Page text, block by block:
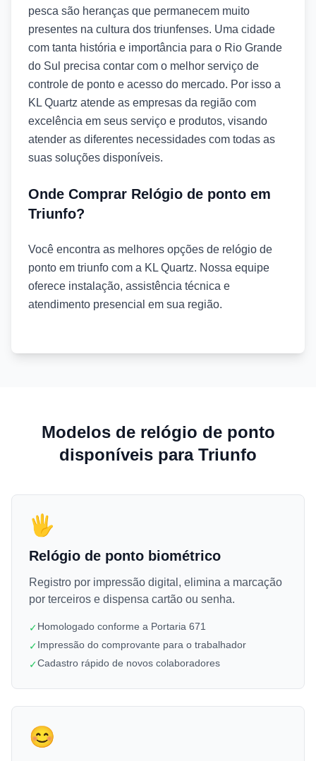
pesca são heranças que permanecem muito
presentes na cultura dos triunfenses. Uma cidade
com tanta história e importância para o Rio Grande
do Sul precisa contar com o melhor serviço de
controle de ponto e acesso do mercado. Por isso a
KL Quartz atende as empresas da região com
excelência em seus serviço e produtos, visando
atender as diferentes necessidades com todas as
suas soluções disponíveis.
Onde Comprar Relógio de ponto em
Triunfo?
Você encontra as melhores opções de relógio de
ponto em triunfo com a KL Quartz. Nossa equipe
oferece instalação, assistência técnica e
atendimento presencial em sua região.
Modelos de relógio de ponto
disponíveis para Triunfo
🖐️
Relógio de ponto biométrico
Registro por impressão digital, elimina a marcação
por terceiros e dispensa cartão ou senha.
✓Homologado conforme a Portaria 671
✓Impressão do comprovante para o trabalhador
✓Cadastro rápido de novos colaboradores
😊